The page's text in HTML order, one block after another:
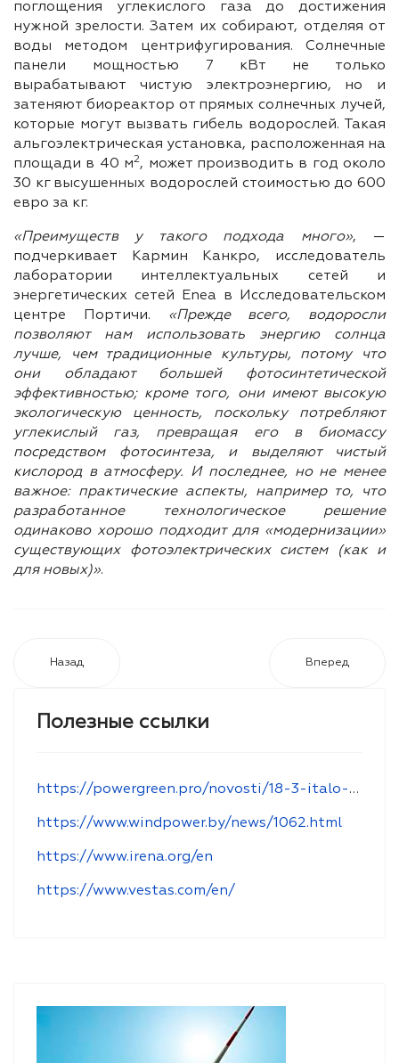
поглощения углекислого газа до достижения
нужной зрелости. Затем их собирают, отделяя от
воды методом центрифугирования. Солнечные
панели мощностью 7 кВт не только
вырабатывают чистую электроэнергию, но и
затеняют биореактор от прямых солнечных лучей,
которые могут вызвать гибель водорослей. Такая
альгоэлектрическая установка, расположенная на
площади в 40 м2, может производить в год около
30 кг высушенных водорослей стоимостью до 600
евро за кг.
«Преимуществ у такого подхода много», —
подчеркивает Кармин Канкро, исследователь
лаборатории интеллектуальных сетей и
энергетических сетей Enea в Исследовательском
центре Портичи. «Прежде всего, водоросли
позволяют нам использовать энергию солнца
лучше, чем традиционные культуры, потому что
они обладают большей фотосинтетической
эффективностью; кроме того, они имеют высокую
экологическую ценность, поскольку потребляют
углекислый газ, превращая его в биомассу
посредством фотосинтеза, и выделяют чистый
кислород в атмосферу. И последнее, но не менее
важное: практические аспекты, например то, что
разработанное технологическое решение
одинаково хорошо подходит для «модернизации»
существующих фотоэлектрических систем (как и
для новых)».
Назад Вперед
Полезные ссылки
https://powergreen.pro/novosti/18-3-italo-belorusskij-forum-po-zelenoj-ekonomike-minsk-8-oktyabrya-2019-g
https://www.windpower.by/news/1062.html
https://www.irena.org/en
https://www.vestas.com/en/